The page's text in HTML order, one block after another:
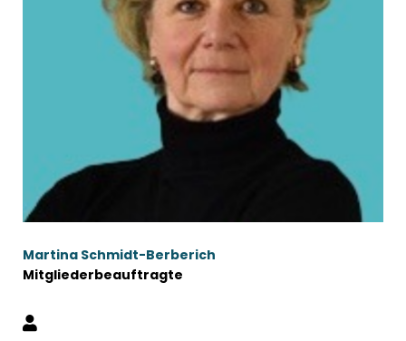
Martina Schmidt-Berberich
Mitgliederbeauftragte